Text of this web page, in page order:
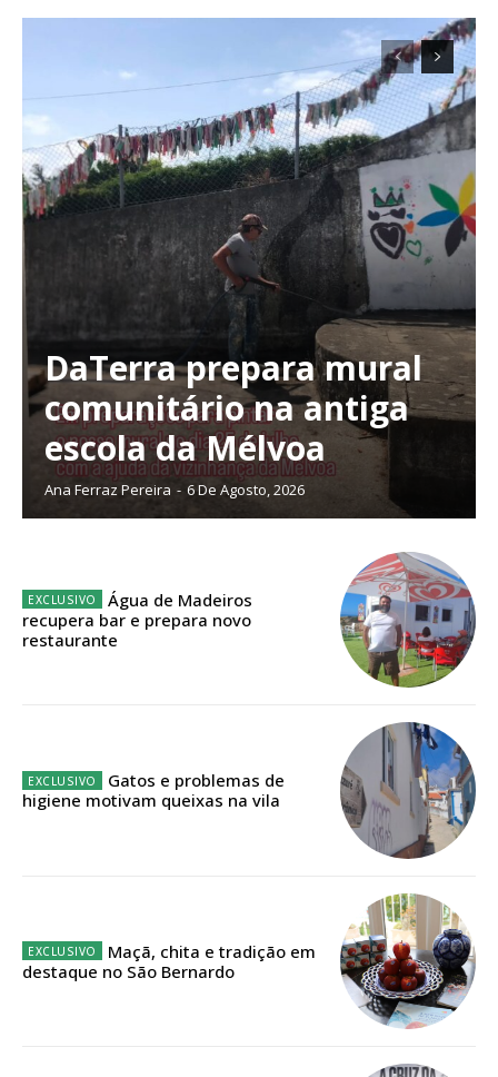
Planos de Assinatura
Faça-se assinante do Região de Cister e ajude-nos a manter este serviço
Sendo assinante terá acesso a todos os conteúdos exclusivos e versões
12 meses
DaTerra prepara mural
comunitário na antiga
escola da Mélvoa
Ana Ferraz Pereira - 6 De Agosto, 2026
Água de Madeiros
recupera bar e prepara novo
restaurante
Gatos e problemas de
higiene motivam queixas na vila
Maçã, chita e tradição em
destaque no São Bernardo